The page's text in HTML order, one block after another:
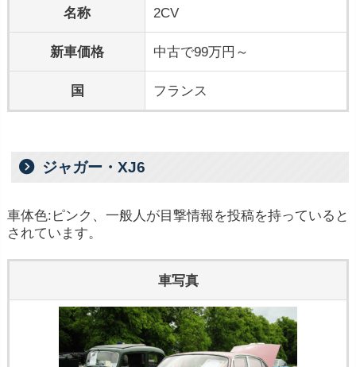
名称 2CV
新車価格 中古で99万円～
国 フランス
ジャガー・XJ6
車体色:ピンク、一般人が目撃情報を投稿を持っていると
されています。
車写真